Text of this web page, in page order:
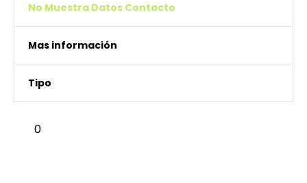
No Muestra Datos Contacto
Mas información
Tipo
0